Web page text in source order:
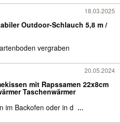
18.03.2025
Outdoor-Schlauch 5,8 m /
vergraben
20.05.2024
mit Rapssamen 22x8cm
Taschenwärmer
im Backofen oder in d ...